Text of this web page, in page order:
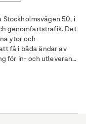
Stockholmsvägen 50, i
Det
ytor och
få i båda ändar av
för in- och utleverans.
mot